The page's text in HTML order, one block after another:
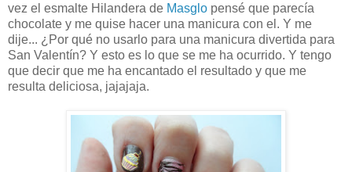
vez el esmalte Hilandera de Masglo pensé que parecía
chocolate y me quise hacer una manicura con el. Y me
dije... ¿Por qué no usarlo para una manicura divertida para
San Valentín? Y esto es lo que se me ha ocurrido. Y tengo
que decir que me ha encantado el resultado y que me
resulta deliciosa, jajajaja.